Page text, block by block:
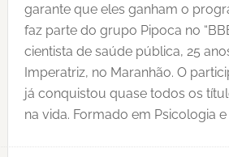
garante que eles ganham o
faz parte do grupo Pipoca no
cientista de saúde pública, 25
Imperatriz, no Maranhão. O
já conquistou quase todos os
na vida. Formado em Psicologia e